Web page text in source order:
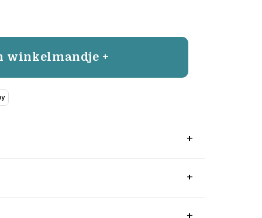
winkelmandje +